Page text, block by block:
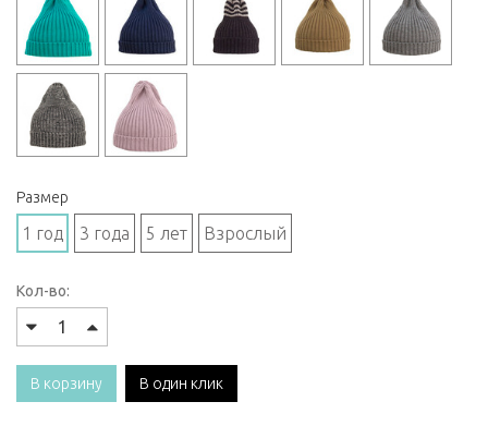
Размер
1 год 3 года 5 лет Взрослый
Кол-во:
В корзину В один клик